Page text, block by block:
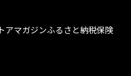
アマガジンふるさと納税保険